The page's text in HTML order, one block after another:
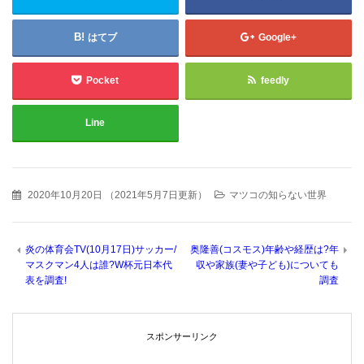
はてブ Google+
Pocket feedly
Line
2020年10月20日 （ 2021年5月7日更新） マツコの知らない世界
炎の体育会TV(10月17日)サッカー/
マスクマン4人は誰?W杯元日本代
表を調査!
奥隆善(コスモス)年齢や経歴は?年
収や家族(妻や子ども)についても
調査
スポンサーリンク